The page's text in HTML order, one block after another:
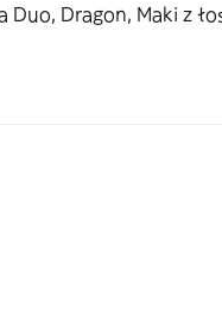
Duo, Dragon, Maki z